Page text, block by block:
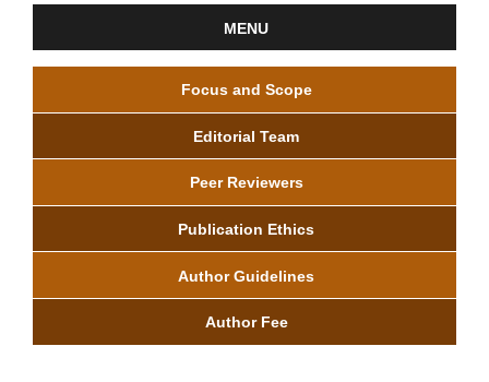
MENU
Focus and Scope
Editorial Team
Peer Reviewers
Publication Ethics
Author Guidelines
Author Fee